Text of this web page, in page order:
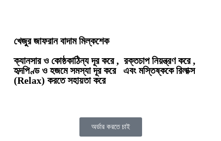
খেজুর জাফরান বাদাম মিল্কশেক
ক্যানসার ও কোষ্ঠকাঠিন্য দূর করে , রক্তচাপ নিয়ন্ত্রণ করে ,
হৃদপিণ্ড ও হজমে সমস্যা দূর করে এবং মস্তিষ্ককে রিলাক্স
(Relax) করতে সহায়তা করে
অর্ডার করতে চাই